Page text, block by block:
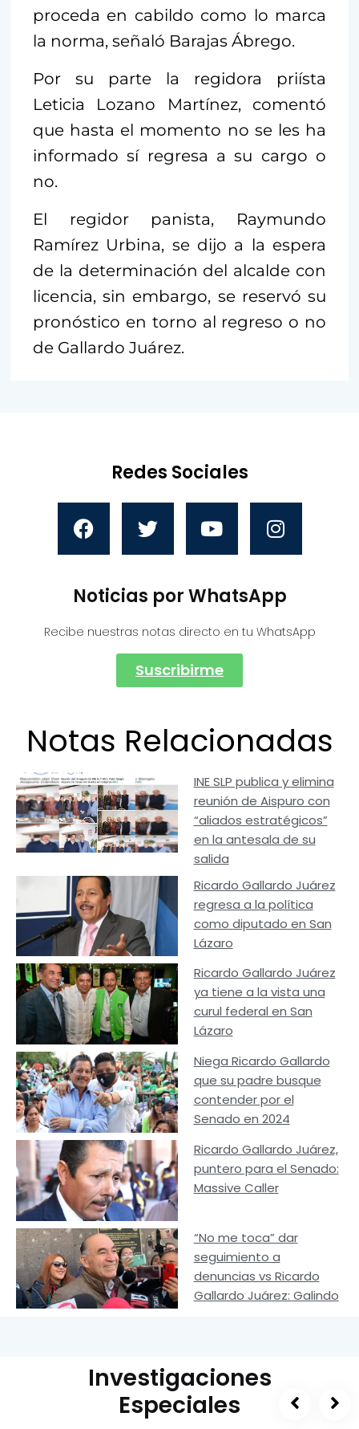
proceda en cabildo como lo marca
la norma, señaló Barajas Ábrego.
Por su parte la regidora priísta
Leticia Lozano Martínez, comentó
que hasta el momento no se les ha
informado sí regresa a su cargo o
no.
El regidor panista, Raymundo
Ramírez Urbina, se dijo a la espera
de la determinación del alcalde con
licencia, sin embargo, se reservó su
pronóstico en torno al regreso o no
de Gallardo Juárez.
Redes Sociales
Noticias por WhatsApp
Recibe nuestras notas directo en tu WhatsApp
Suscribirme
Notas Relacionadas
INE SLP publica y elimina
reunión de Aispuro con
“aliados estratégicos”
en la antesala de su
salida
Ricardo Gallardo Juárez
regresa a la política
como diputado en San
Lázaro
Ricardo Gallardo Juárez
ya tiene a la vista una
curul federal en San
Lázaro
Niega Ricardo Gallardo
que su padre busque
contender por el
Senado en 2024
Ricardo Gallardo Juárez,
puntero para el Senado:
Massive Caller
“No me toca” dar
seguimiento a
denuncias vs Ricardo
Gallardo Juárez: Galindo
Investigaciones
Especiales